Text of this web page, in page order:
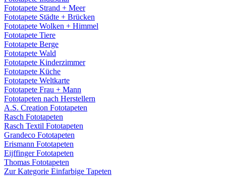
Fototapete Strand + Meer
Fototapete Städte + Brücken
Fototapete Wolken + Himmel
Fototapete Tiere
Fototapete Berge
Fototapete Wald
Fototapete Kinderzimmer
Fototapete Küche
Fototapete Weltkarte
Fototapete Frau + Mann
Fototapeten nach Herstellern
A.S. Creation Fototapeten
Rasch Fototapeten
Rasch Textil Fototapeten
Grandeco Fototapeten
Erismann Fototapeten
Eijffinger Fototapeten
Thomas Fototapeten
Zur Kategorie Einfarbige Tapeten